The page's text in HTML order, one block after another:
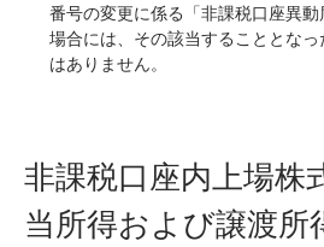
番号の変更に係る「非課税口座異
場合には、その該当することとな
はありません。
非課税口座内上場株
当所得および譲渡所